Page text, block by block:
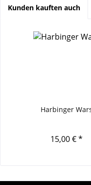
Kunden kauften auch
Harbinger
15,00 € *